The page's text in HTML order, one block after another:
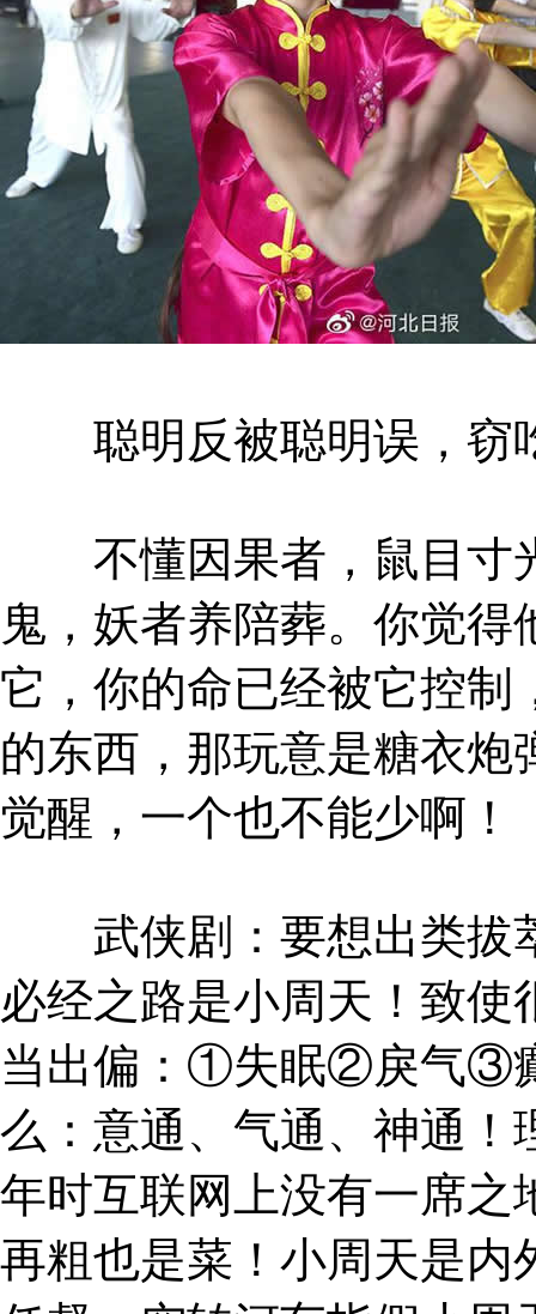
聪明反被聪明误，窃
不懂因果者，鼠目寸
鬼，妖者养陪葬。你觉
它，你的命已经被它控制
的东西，那玩意是糖衣
觉醒，一个也不能少啊！
武侠剧：要想出类拔
必经之路是小周天！致
当出偏：①失眠②戾气③
么：意通、气通、神通！
年时互联网上没有一席之
再粗也是菜！小周天是内